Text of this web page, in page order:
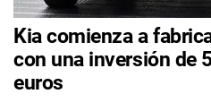
Kia comienza a
con una inversión de
euros